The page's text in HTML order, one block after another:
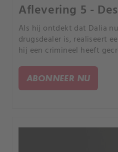
Aflevering 5 -
Als hij ontdekt dat Dalia
drugsdealer is, realiseert
hij een crimineel heeft
ABONNEER NU